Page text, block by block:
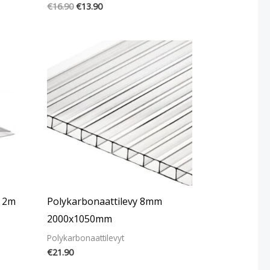
€16.90 €13.90
Polykarbonaattilevy 8mm
2000x1050mm
Polykarbonaattilevyt
€21.90